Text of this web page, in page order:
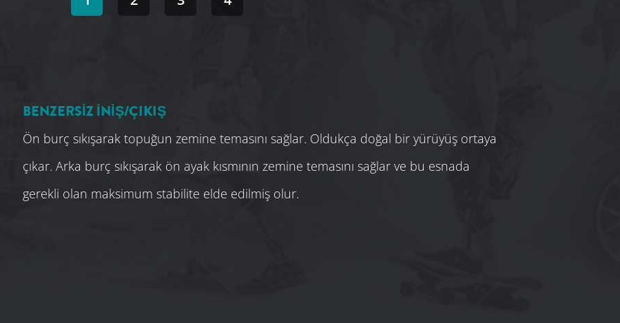
BENZERSİZ İNİŞ/ÇIKIŞ
Ön burç sıkışarak topuğun zemine temasını sağlar. Oldukça doğal bir yürüyüş ortaya
çıkar. Arka burç sıkışarak ön ayak kısmının zemine temasını sağlar ve bu esnada
gerekli olan maksimum stabilite elde edilmiş olur.